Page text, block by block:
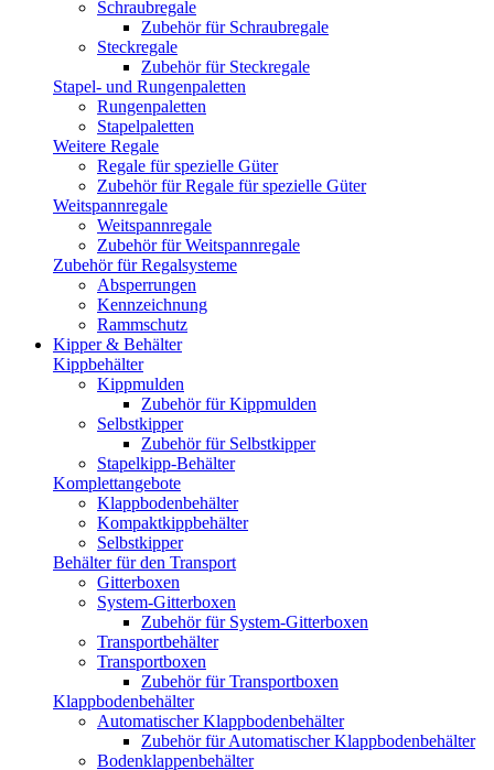
Schraubregale
Zubehör für Schraubregale
Steckregale
Zubehör für Steckregale
Stapel- und Rungenpaletten
Rungenpaletten
Stapelpaletten
Weitere Regale
Regale für spezielle Güter
Zubehör für Regale für spezielle Güter
Weitspannregale
Weitspannregale
Zubehör für Weitspannregale
Zubehör für Regalsysteme
Absperrungen
Kennzeichnung
Rammschutz
Kipper & Behälter
Kippbehälter
Kippmulden
Zubehör für Kippmulden
Selbstkipper
Zubehör für Selbstkipper
Stapelkipp-Behälter
Komplettangebote
Klappbodenbehälter
Kompaktkippbehälter
Selbstkipper
Behälter für den Transport
Gitterboxen
System-Gitterboxen
Zubehör für System-Gitterboxen
Transportbehälter
Transportboxen
Zubehör für Transportboxen
Klappbodenbehälter
Automatischer Klappbodenbehälter
Zubehör für Automatischer Klappbodenbehälter
Bodenklappenbehälter